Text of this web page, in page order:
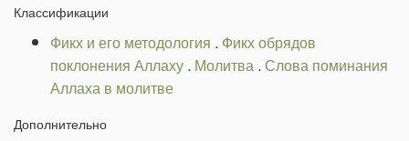
Классификации
Фикх и его методология .Фикх обрядов
поклонения Аллаху.Молитва.Слова поминания
Аллаха в молитве
Дополнительно